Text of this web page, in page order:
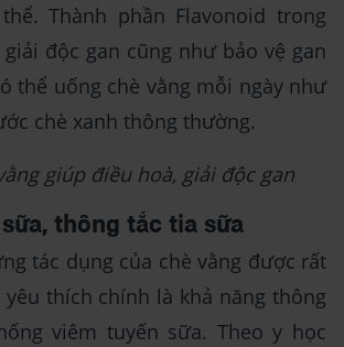
Thành phần Flavonoid trong
độc gan cũng như bảo vệ gan
thể uống chè vằng mỗi ngày như
chè xanh thông thường.
giúp điều hoà, giải độc gan
thông tắc tia sữa
tác dụng của chè vằng được rất
thích chính là khả năng thông
viêm tuyến sữa. Theo y học